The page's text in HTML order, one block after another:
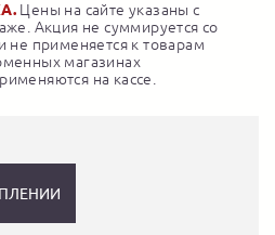
Цены на сайте указаны с
Акция не суммируется со
не применяется к товарам
магазинах
на кассе.